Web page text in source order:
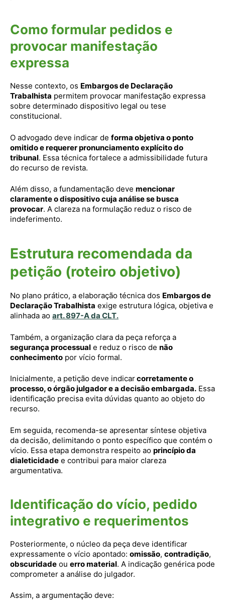
Como formular pedidos e
provocar manifestação
expressa
Nesse contexto, os Embargos de Declaração
Trabalhista permitem provocar manifestação expressa
sobre determinado dispositivo legal ou tese
constitucional.
O advogado deve indicar de forma objetiva o ponto
omitido e requerer pronunciamento explícito do
tribunal. Essa técnica fortalece a admissibilidade futura
do recurso de revista.
Além disso, a fundamentação deve mencionar
claramente o dispositivo cuja análise se busca
provocar. A clareza na formulação reduz o risco de
indeferimento.
Estrutura recomendada da
petição (roteiro objetivo)
No plano prático, a elaboração técnica dos Embargos de
Declaração Trabalhista exige estrutura lógica, objetiva e
alinhada ao art. 897-A da CLT.
Também, a organização clara da peça reforça a
segurança processual e reduz o risco de não
conhecimento por vício formal.
Inicialmente, a petição deve indicarcorretamente o
processo, o órgão julgador e a decisão embargada. Essa
identificação precisa evita dúvidas quanto ao objeto do
recurso.
Em seguida, recomenda-se apresentar síntese objetiva
da decisão, delimitando o ponto específico que contém o
vício. Essa etapa demonstra respeito ao princípio da
dialeticidade e contribui para maior clareza
argumentativa.
Identificação do vício, pedido
integrativo e requerimentos
Posteriormente, o núcleo da peça deve identificar
expressamente o vício apontado: omissão, contradição,
obscuridade ou erro material. A indicação genérica pode
comprometer a análise do julgador.
Assim, a argumentação deve: